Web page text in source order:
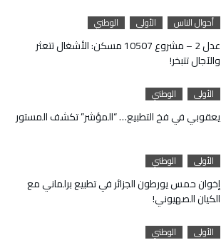
أحوال الناس الأولى الوطني
عدل 2 – مشروع 10507 مسكن: الأشغال تتعثر
والآجال تتبخر!
الأولى الوطني
يعقوبي في فخ التطبيع… “المؤشر” تكشف المستور
الأولى الوطني
إخوان حمس يورطون الجزائر في تطبيع برلماني مع
الكيان الصهيوني!
الأولى الوطني